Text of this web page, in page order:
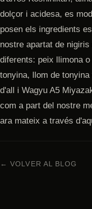
dolçor i acidesa, es
posen els ingredients
nostre apartat de
diferents: peix llimona
tonyina, llom de
d'all i Wagyu A5
com a part del nostre
ara mateix a través
← VOLVER AL BLOG